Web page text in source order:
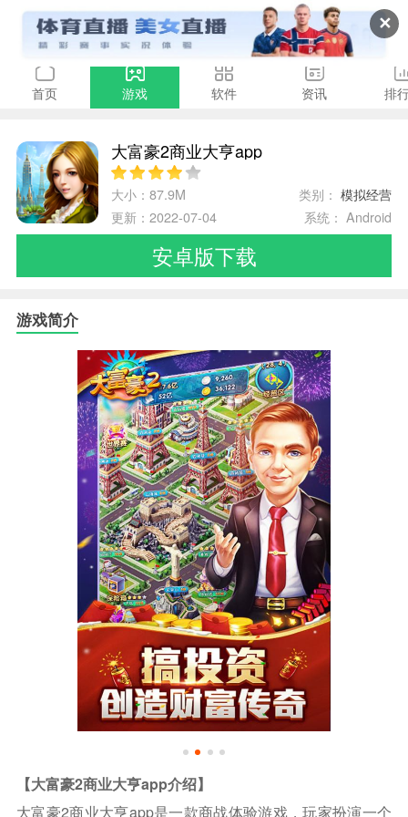
✕
首页 游戏 软件 资讯 排
大富豪2商业大亨app
大小：87.9M 类别：模拟经营
更新：2022-07-04
系统： Android
安卓版下载
游戏简介
【大富豪2商业大亨app介绍】
大富豪2商业大亨app是一款商战体验游戏，玩家扮演一个